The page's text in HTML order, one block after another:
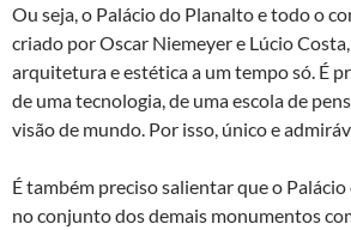
Ou seja, o Palácio do Planalto e todo o
criado por Oscar Niemeyer e Lúcio
arquitetura e estética a um tempo só. É
de uma tecnologia, de uma escola de
visão de mundo. Por isso, único e
É também preciso salientar que o
no conjunto dos demais monumentos